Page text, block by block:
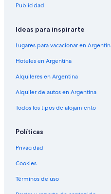
Publicidad
Ideas para inspirarte
Lugares para vacacionar en
Hoteles en Argentina
Alquileres en Argentina
Alquiler de autos en Argentina
Todos los tipos de alojamiento
Políticas
Privacidad
Cookies
Términos de uso